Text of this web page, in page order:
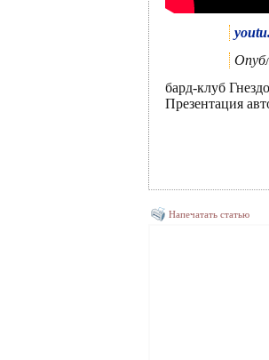
бард-клуб
Презентация
Напечатать статью